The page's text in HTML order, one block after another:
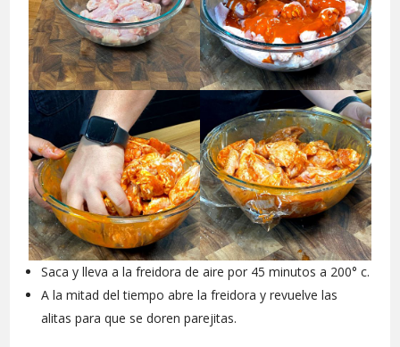
Saca y lleva a la freidora de aire por 45 minutos a 200° c.
A la mitad del tiempo abre la freidora y revuelve las
alitas para que se doren parejitas.